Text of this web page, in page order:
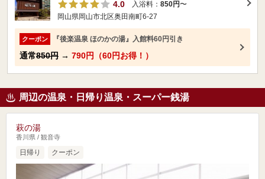
4.0 入浴料： 850円〜
岡山県岡山市北区奥田南町6-27
クーポン 『後楽温泉 ほのかの湯』入館料60円引き
通常850円 → 790円（60円お得！）
周辺の温泉・日帰り温泉・スーパー銭湯
萩の湯
香川県 / 観音寺
日帰り クーポン